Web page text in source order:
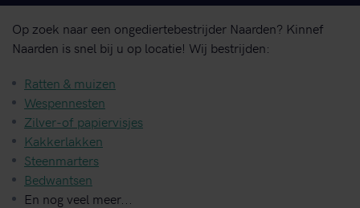
Op zoek naar een ongediertebestrijder Naarden? Kinnef
Naarden is snel bij u op locatie! Wij bestrijden:
Ratten & muizen
Wespennesten
Zilver-of papiervisjes
Kakkerlakken
Steenmarters
Bedwantsen
En nog veel meer...